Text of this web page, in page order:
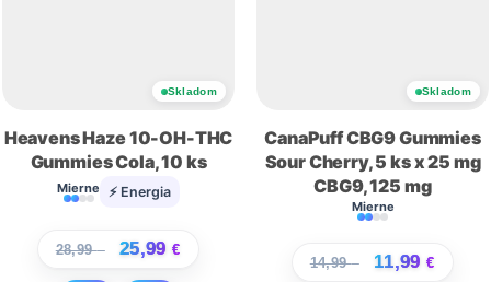
Skladom
Heavens Haze 10-OH-THC
Gummies Cola, 10 ks
Mierne ⚡ Energia
28,99€ 25,99 €
Skladom
CanaPuff CBG9 Gummies
Sour Cherry, 5 ks x 25 mg
CBG9, 125 mg
Mierne
14,99€ 11,99 €